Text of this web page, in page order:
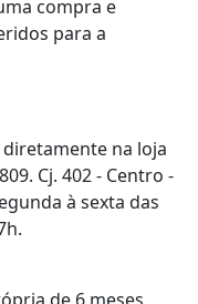
compra e
para a
na loja
Cj. 402 - Centro -
à sexta das
de 6 meses